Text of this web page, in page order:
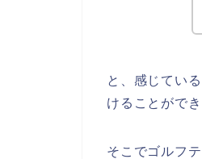
と、感じてい
けることがで
そこでゴルフ